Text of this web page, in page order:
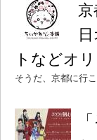
トなどオ
そうだ、京都に行こ